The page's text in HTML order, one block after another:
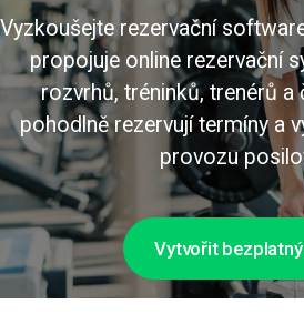
Vyzkoušejte rezervační
propojuje online rezervační
rozvrhů, tréninků, trenérů a
pohodlně rezervují termíny a
provozu
Vytvořit